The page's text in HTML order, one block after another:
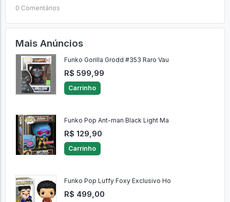
0 Comentários
Mais Anúncios
Funko Gorilla Grodd #353 Raro Vau
R$ 599,99
Carrinho
Funko Pop Ant-man Black Light Ma
R$ 129,90
Carrinho
Funko Pop Luffy Foxy Exclusivo Ho
R$ 499,00